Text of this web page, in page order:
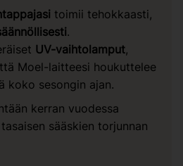
toimii tehokkaasti,
.
UV-vaihtolamput,
Moel-laitteesi houkuttelee
koko sesongin ajan.
kerran vuodessa
sääskien torjunnan